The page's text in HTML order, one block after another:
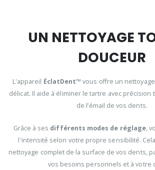
UN NETTOYAGE
DOUCEUR
L'appareil ÉclatDent™ vous offre un
délicat. Il aide à éliminer le tartre avec
de l’émail de vos dents.
Grâce à ses différents modes de réglage,
l'intensité selon votre propre sensibilité.
nettoyage complet de la surface de vos dents,
vos besoins personnels et à votre